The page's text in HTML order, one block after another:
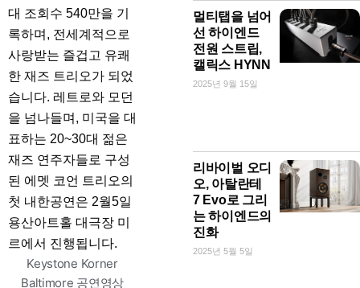
대 조회수 540만을 기
록하며, 전세계적으로
사랑받는 즐겁고 유쾌
한 재즈 트리오가 되었
습니다. 레트로와 모던
을 넘나들며, 미국을 대
표하는 20~30대 젊은
재즈 연주자들로 구성
된 에멧 코언 트리오의
첫 내한공연은 2월5일
용산아트홀 대극장 미
르에서 진행됩니다.
Keystone Korner
Baltimore 공연영상
멀티탭을 넘어
선 하이엔드
전원 스트립,
캘릭스 HYNN
2025년 9월 15일
리바이벌 오디
오, 아탈란테
7 Evo로 그리
는 하이엔드의
진화
2025년 5월 5일